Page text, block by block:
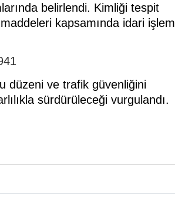
belirlendi. Kimliği tespit
kapsamında idari işlem
düzeni ve trafik güvenliğini
sürdürüleceği vurgulandı.